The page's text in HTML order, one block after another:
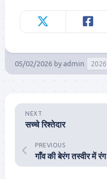
05/02/2026 byadmin 2026
NEXT
सच्चे रिश्तेदार
PREVIOUS
गाँव की बेरंग तस्वीर में